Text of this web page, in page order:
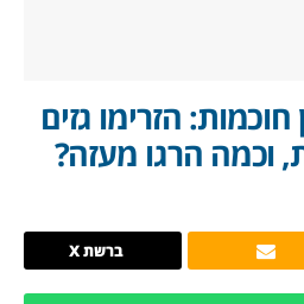
הזרימו גזים
וכמה הרגו מעזה?
ברשת X